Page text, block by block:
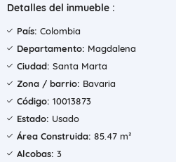
Detalles del inmueble :
País: Colombia
Departamento: Magdalena
Ciudad: Santa Marta
Zona / barrio: Bavaria
Código: 10013873
Estado: Usado
Área Construida: 85.47 m²
Alcobas: 3